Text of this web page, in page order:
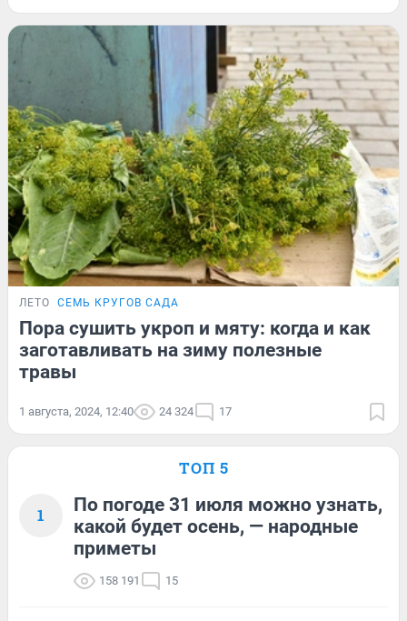
ЛЕТО СЕМЬ КРУГОВ САДА
Пора сушить укроп и мяту: когда и как
заготавливать на зиму полезные
травы
1 августа, 2024, 12:40 24 324 17
ТОП 5
1
По погоде 31 июля можно узнать,
какой будет осень, — народные
приметы
158 191 15